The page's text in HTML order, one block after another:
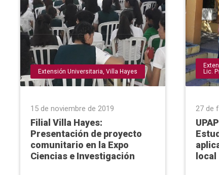
Extensión Universitaria, Villa Hayes
15 de noviembre de 2019
Filial Villa Hayes:
Presentación de proyecto
comunitario en la Expo
Ciencias e Investigación
Lic.
27 de
local